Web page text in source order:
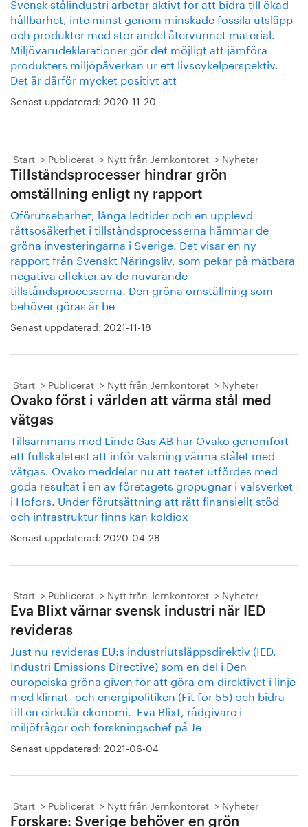
hållbarhet, inte minst genom minskade fossila utsläpp
och produkter med stor andel återvunnet material.
Miljövarudeklarationer gör det möjligt att jämföra
produkters miljöpåverkan ur ett livscykelperspektiv.
Det är därför mycket positivt att
Senast uppdaterad: 2020-11-20
Start Publicerat Nytt från Jernkontoret Nyheter
Tillståndsprocesser hindrar grön
omställning enligt ny rapport
Oförutsebarhet, långa ledtider och en upplevd
rättsosäkerhet i tillståndsprocesserna hämmar de
gröna investeringarna i Sverige. Det visar en ny
rapport från Svenskt Näringsliv, som pekar på mätbara
negativa effekter av de nuvarande
tillståndsprocesserna. Den gröna omställning som
behöver göras är be
Senast uppdaterad: 2021-11-18
Start Publicerat Nytt från Jernkontoret Nyheter
Ovako först i världen att värma stål med
vätgas
Tillsammans med Linde Gas AB har Ovako genomfört
ett fullskaletest att inför valsning värma stålet med
vätgas. Ovako meddelar nu att testet utfördes med
goda resultat i en av företagets gropugnar i valsverket
i Hofors. Under förutsättning att rätt finansiellt stöd
och infrastruktur finns kan koldiox
Senast uppdaterad: 2020-04-28
Start Publicerat Nytt från Jernkontoret Nyheter
Eva Blixt värnar svensk industri när IED
revideras
Just nu revideras EU:s industriutsläppsdirektiv (IED,
Industri Emissions Directive) som en del i Den
europeiska gröna given för att göra om direktivet i linje
med klimat- och energipolitiken (Fit for 55) och bidra
till en cirkulär ekonomi. Eva Blixt, rådgivare i
miljöfrågor och forskningschef på Je
Senast uppdaterad: 2021-06-04
Start Publicerat Nytt från Jernkontoret Nyheter
Forskare: Sverige behöver en grön